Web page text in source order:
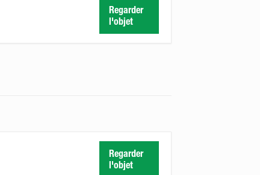
Regarder
l'objet
Regarder
l'objet